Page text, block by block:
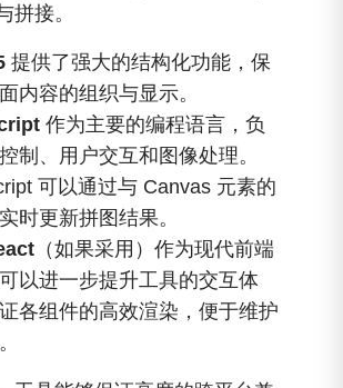
拼接。
提供了强大的结构化功能，保
内容的组织与显示。
作为主要的编程语言，负
制、用户交互和图像处理。
可以通过与 Canvas 元素的
时更新拼图结果。
（如果采用）作为现代前端
以进一步提升工具的交互体
各组件的高效渲染，便于维护